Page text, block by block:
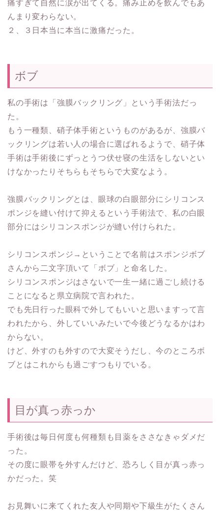
痛すぎて自然に涙が出てくる。痛み止めを飲んでもあ
んまり変わらない。
２、３日本当に本当に激痛だった。
ボブ
私の手術は「強膜バックリング」という手術法だっ
た。
もう一種類、硝子体手術というものがあるが、強膜バ
ックリングは若い人の場合に選ばれるようで、硝子体
手術は手術後にずっとうつ伏せ寝の生活をしないとい
けなかったりそちらもそちらで大変なよう。
強膜バックリングとは、眼球の白眼部分にシリコンス
ポンジを縫い付けて抑えるという手術法で、私の白眼
部分にはシリコンスポンジが縫い付けられた。
シリコンスポンジ→ということで名前はスポンジボブ
さんから二文字頂いて「ボブ」と命名した。
シリコンスポンジはさないで一生一緒に過ごし続ける
ことになると県立病院で言われた。
でも先日行った眼科で外してもいいと思いますって言
われたから、外していいみたいで今後どうなるかはわ
からない。
けど、外すのも外すので大変そうだし、今のところボ
ブとはこれからも過ごすつもりでいる。
目が真っ赤っか
手術後は毎日何度も何種類も目薬をささなきゃダメだ
った。
その度に眼帯を外すんだけど、恐ろしく目が真っ赤っ
かだった。笑
お見舞いに来てくれた友人や同期や下級生がたくさん